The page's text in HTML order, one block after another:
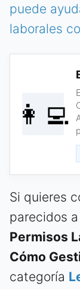
puede
laborales
👩‍💻
Si quieres
parecidos a
Permisos
Cómo
categoría